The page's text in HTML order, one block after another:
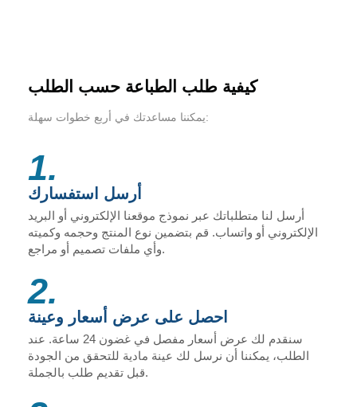
كيفية طلب الطباعة حسب الطلب
يمكننا مساعدتك في أربع خطوات سهلة:
1.
أرسل استفسارك
أرسل لنا متطلباتك عبر نموذج موقعنا الإلكتروني أو البريد
الإلكتروني أو واتساب. قم بتضمين نوع المنتج وحجمه وكميته
وأي ملفات تصميم أو مراجع.
2.
احصل على عرض أسعار وعينة
سنقدم لك عرض أسعار مفصل في غضون 24 ساعة. عند
الطلب، يمكننا أن نرسل لك عينة مادية للتحقق من الجودة
قبل تقديم طلب بالجملة.